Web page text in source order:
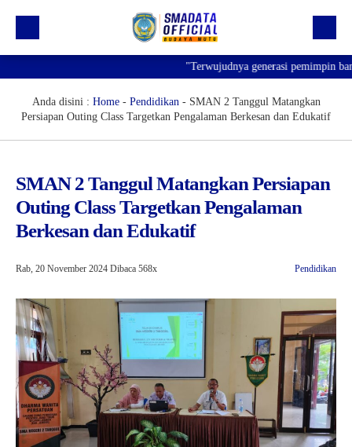
Profil
Informasi
Saluran Resmi WA
"Terwujudnya generasi pemimpin
Anda disini : Home- Pendidikan- SMAN 2 Tanggul Matangkan
Persiapan Outing Class Targetkan Pengalaman Berkesan dan Edukatif
SMAN 2 Tanggul Matangkan Persiapan
Outing Class Targetkan Pengalaman
Berkesan dan Edukatif
Rab, 20 November 2024 Dibaca 568x Pendidikan